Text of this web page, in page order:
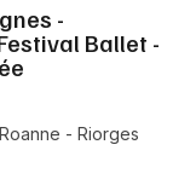
-
Ballet -
- Riorges